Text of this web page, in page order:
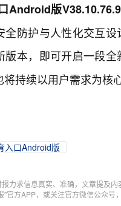
Android版
全防护与人性化交互
本，即可开启一段全
持续以用户需求为核
入口Android版
力求信息真实、准确，文章提及
"官方APP，或关注官方微信公众号